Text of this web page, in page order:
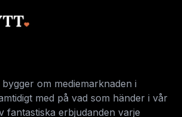
om mediemarknaden i
med på vad som händer i vår
fantastiska erbjudanden varje